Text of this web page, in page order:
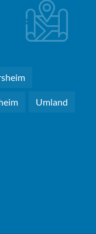
Umland